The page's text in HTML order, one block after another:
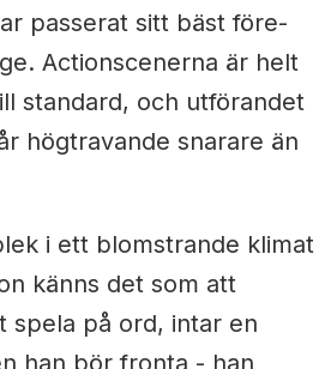
passerat sitt bäst före-
Actionscenerna är helt
standard, och utförandet
högtravande snarare än
i ett blomstrande klimat
känns det som att
spela på ord, intar en